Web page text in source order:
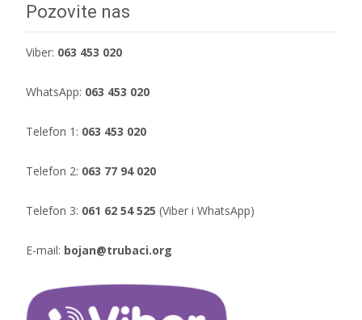
Pozovite nas
Viber: 063 453 020
WhatsApp: 063 453 020
Telefon 1: 063 453 020
Telefon 2: 063 77 94 020
Telefon 3: 061 62 54 525 (Viber i WhatsApp)
E-mail: bojan@trubaci.org